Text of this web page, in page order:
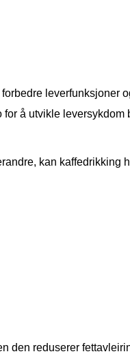
leverfunksjoner
å utvikle leversykdom
kan kaffedrikking
den reduserer